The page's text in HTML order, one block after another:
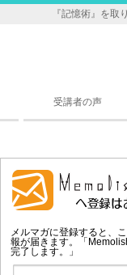
『記憶術』を取
受講者の声
メルマガに登録すると、
報が届きます。「
完了します。」